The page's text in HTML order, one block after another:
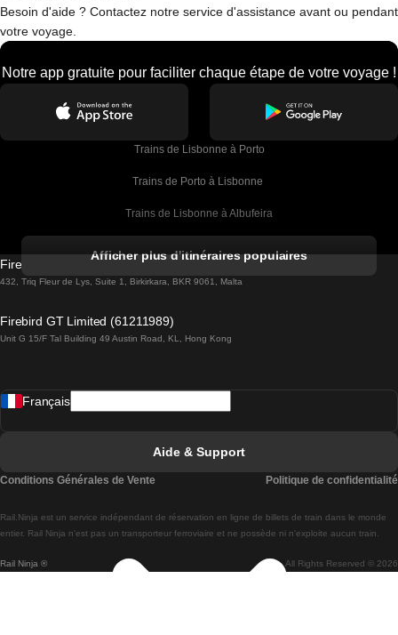
Besoin d'aide ? Contactez notre service d'assistance avant ou pendant
votre voyage.
Notre app gratuite pour faciliter chaque étape de votre voyage !
Trains de Lisbonne à Porto
Trains de Porto à Lisbonne
Trains de Lisbonne à Albufeira
Trains de Lisbonne à Lagos
Trains de Lisbonne à Madrid
Trains de Lisbonne à Braga
Trains de Braga à Lisbonne
Afficher plus d'itinéraires populaires
Firebird GT Limited (OC 1451)
432, Triq Fleur de Lys, Suite 1, Birkirkara, BKR 9061, Malta
Firebird GT Limited (61211989)
Unit G 15/F Tal Building 49 Austin Road, KL, Hong Kong
Rail Ninja ® All Rights Reserved © 2026
Rail.Ninja est un service indépendant de réservation en ligne de billets de train dans le monde
entier. Rail Ninja n'est pas un transporteur ferroviaire et ne possède ni n'exploite aucun train.
Français
Aide & Support
Conditions Générales de Vente Politique de confidentialité